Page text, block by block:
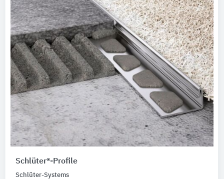
Schlüter®-Profile
Schlüter-Systems